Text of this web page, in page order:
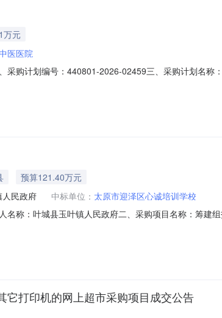
万元
医医院
采购计划编号：440801-2026-02459三、采购计划名
预算121.40万元
民政府 中标单位： 太原市迎泽区心诚培训学校
名称：叶城县玉叶镇人民政府二、采购项目名称：筹建
丽，寇小军十、其它事项1、本项目公告期限为1个工
它打印机的网上超市采购项目成交公告